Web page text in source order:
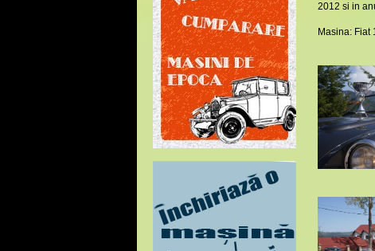
2012 si in
Masina: Fiat